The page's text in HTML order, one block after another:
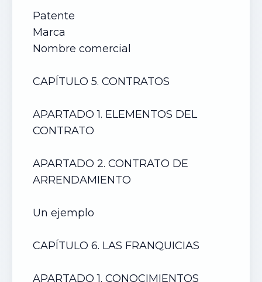
Patente
Marca
Nombre comercial
CAPÍTULO 5. CONTRATOS
APARTADO 1. ELEMENTOS DEL
CONTRATO
APARTADO 2. CONTRATO DE
ARRENDAMIENTO
Un ejemplo
CAPÍTULO 6. LAS FRANQUICIAS
APARTADO 1. CONOCIMIENTOS